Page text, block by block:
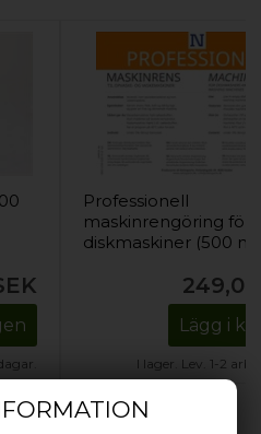
Professionell
maskinrengöring för
diskmaskiner (500
249,00
Lägg i
I lager. Lev. 1-2